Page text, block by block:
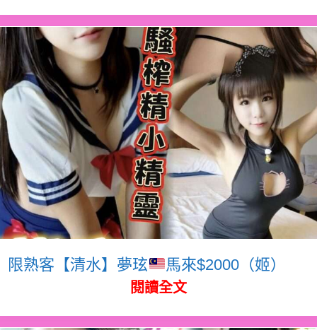
限熟客【清水】夢玹 馬來$2000（姬）
閱讀全文